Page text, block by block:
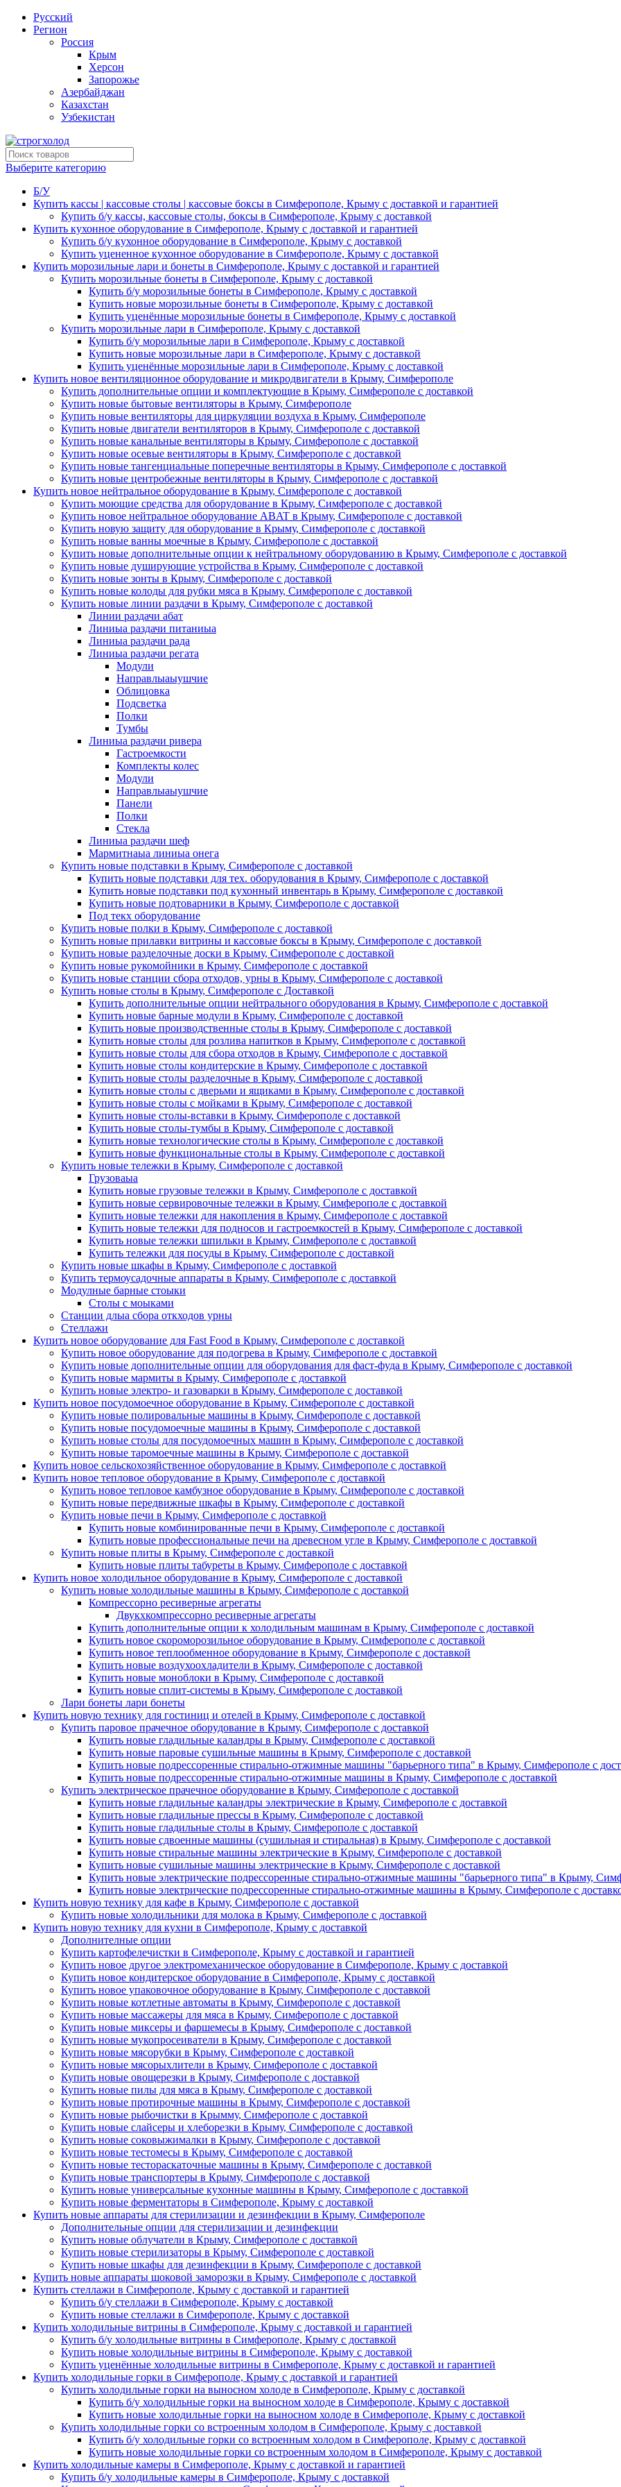
Русский
Регион
Россия
Крым
Херсон
Запорожье
Азербайджан
Казахстан
Узбекистан
Выберите категорию
Б/У
Купить кассы | кассовые столы | кассовые боксы в Симферополе, Крыму с доставкой и гарантией
Купить б/у кассы, кассовые столы, боксы в Симферополе, Крыму с доставкой
Купить кухонное оборудование в Симферополе, Крыму с доставкой и гарантией
Купить б/у кухонное оборудование в Симферополе, Крыму с доставкой
Купить уцененное кухонное оборудование в Симферополе, Крыму с доставкой
Купить морозильные лари и бонеты в Симферополе, Крыму с доставкой и гарантией
Купить морозильные бонеты в Симферополе, Крыму с доставкой
Купить б/у морозильные бонеты в Симферополе, Крыму с доставкой
Купить новые морозильные бонеты в Симферополе, Крыму с доставкой
Купить уценённые морозильные бонеты в Симферополе, Крыму с доставкой
Купить морозильные лари в Симферополе, Крыму с доставкой
Купить б/у морозильные лари в Симферополе, Крыму с доставкой
Купить новые морозильные лари в Симферополе, Крыму с доставкой
Купить уценённые морозильные лари в Симферополе, Крыму с доставкой
Купить новое вентиляционное оборудование и микродвигатели в Крыму, Симферополе
Купить дополнительные опции и комплектующие в Крыму, Симферополе с доставкой
Купить новые бытовые вентиляторы в Крыму, Симферополе
Купить новые вентиляторы для циркуляции воздуха в Крыму, Симферополе
Купить новые двигатели вентиляторов в Крыму, Симферополе с доставкой
Купить новые канальные вентиляторы в Крыму, Симферополе с доставкой
Купить новые осевые вентиляторы в Крыму, Симферополе с доставкой
Купить новые тангенциальные поперечные вентиляторы в Крыму, Симферополе с доставкой
Купить новые центробежные вентиляторы в Крыму, Симферополе с доставкой
Купить новое нейтральное оборудование в Крыму, Симферополе с доставкой
Купить моющие средства для оборудование в Крыму, Симферополе с доставкой
Купить новое нейтральное оборудование ABAT в Крыму, Симферополе с доставкой
Купить новую защиту для оборудование в Крыму, Симферополе с доставкой
Купить новые ванны моечные в Крыму, Симферополе с доставкой
Купить новые дополнительные опции к нейтральному оборудованию в Крыму, Симферополе с доставкой
Купить новые душирующие устройства в Крыму, Симферополе с доставкой
Купить новые зонты в Крыму, Симферополе с доставкой
Купить новые колоды для рубки мяса в Крыму, Симферополе с доставкой
Купить новые линии раздачи в Крыму, Симферополе с доставкой
Линии раздачи абат
Линиыа раздачи питаниыа
Линиыа раздачи рада
Линиыа раздачи регата
Модули
Направлыаыушчие
Облицовка
Подсветка
Полки
Тумбы
Линиыа раздачи ривера
Гастроемкости
Комплекты колес
Модули
Направлыаыушчие
Панели
Полки
Стекла
Линиыа раздачи шеф
Мармитнаыа линиыа онега
Купить новые подставки в Крыму, Симферополе с доставкой
Купить новые подставки для тех. оборудования в Крыму, Симферополе с доставкой
Купить новые подставки под кухонный инвентарь в Крыму, Симферополе с доставкой
Купить новые подтоварники в Крыму, Симферополе с доставкой
Под текх оборудование
Купить новые полки в Крыму, Симферополе с доставкой
Купить новые прилавки витрины и кассовые боксы в Крыму, Симферополе с доставкой
Купить новые разделочные доски в Крыму, Симферополе с доставкой
Купить новые рукомойники в Крыму, Симферополе с доставкой
Купить новые станции сбора отходов, урны в Крыму, Симферополе с доставкой
Купить новые столы в Крыму, Симферополе с Доставкой
Купить дополнительные опции нейтрального оборудования в Крыму, Симферополе с доставкой
Купить новые барные модули в Крыму, Симферополе с доставкой
Купить новые производственные столы в Крыму, Симферополе с доставкой
Купить новые столы для розлива напитков в Крыму, Симферополе с доставкой
Купить новые столы для сбора отходов в Крыму, Симферополе с доставкой
Купить новые столы кондитерские в Крыму, Симферополе с доставкой
Купить новые столы разделочные в Крыму, Симферополе с доставкой
Купить новые столы с дверьми и ящиками в Крыму, Симферополе с доставкой
Купить новые столы с мойками в Крыму, Симферополе с доставкой
Купить новые столы-вставки в Крыму, Симферополе с доставкой
Купить новые столы-тумбы в Крыму, Симферополе с доставкой
Купить новые технологические столы в Крыму, Симферополе с доставкой
Купить новые функциональные столы в Крыму, Симферополе с доставкой
Купить новые тележки в Крыму, Симферополе с доставкой
Грузоваыа
Купить новые грузовые тележки в Крыму, Симферополе с доставкой
Купить новые сервировочные тележки в Крыму, Симферополе с доставкой
Купить новые тележки для накопления в Крыму, Симферополе с доставкой
Купить новые тележки для подносов и гастроемкостей в Крыму, Симферополе с доставкой
Купить новые тележки шпильки в Крыму, Симферополе с доставкой
Купить тележки для посуды в Крыму, Симферополе с доставкой
Купить новые шкафы в Крыму, Симферополе с доставкой
Купить термоусадочные аппараты в Крыму, Симферополе с доставкой
Модулные барные стоыки
Столы с моыками
Станции длыа сбора откходов урны
Стеллажи
Купить новое оборудование для Fast Food в Крыму, Симферополе с доставкой
Купить новое оборудование для подогрева в Крыму, Симферополе с доставкой
Купить новые дополнительные опции для оборудования для фаст-фуда в Крыму, Симферополе с доставкой
Купить новые мармиты в Крыму, Симферополе с доставкой
Купить новые электро- и газоварки в Крыму, Симферополе с доставкой
Купить новое посудомоечное оборудование в Крыму, Симферополе с доставкой
Купить новые полировальные машины в Крыму, Симферополе с доставкой
Купить новые посудомоечные машины в Крыму, Симферополе с доставкой
Купить новые столы для посудомоечных машин в Крыму, Симферополе с доставкой
Купить новые таромоечные машины в Крыму, Симферополе с доставкой
Купить новое сельскохозяйственное оборудование в Крыму, Симферополе с доставкой
Купить новое тепловое оборудование в Крыму, Симферополе с доставкой
Купить новое тепловое камбузное оборудование в Крыму, Симферополе с доставкой
Купить новые передвижные шкафы в Крыму, Симферополе с доставкой
Купить новые печи в Крыму, Симферополе с доставкой
Купить новые комбинированные печи в Крыму, Симферополе с доставкой
Купить новые профессиональные печи на древесном угле в Крыму, Симферополе с доставкой
Купить новые плиты в Крыму, Симферополе с доставкой
Купить новые плиты табуреты в Крыму, Симферополе с доставкой
Купить новое холодильное оборудование в Крыму, Симферополе с доставкой
Купить новые холодильные машины в Крыму, Симферополе с доставкой
Компрессорно ресиверные агрегаты
Двукхкомпрессорно ресиверные агрегаты
Купить дополнительные опции к холодильным машинам в Крыму, Симферополе с доставкой
Купить новое скороморозильное оборудование в Крыму, Симферополе с доставкой
Купить новое теплообменное оборудование в Крыму, Симферополе с доставкой
Купить новые воздухоохладители в Крыму, Симферополе с доставкой
Купить новые моноблоки в Крыму, Симферополе с доставкой
Купить новые сплит-системы в Крыму, Симферополе с доставкой
Лари бонеты лари бонеты
Купить новую технику для гостиниц и отелей в Крыму, Симферополе с доставкой
Купить паровое прачечное оборудование в Крыму, Симферополе с доставкой
Купить новые гладильные каландры в Крыму, Симферополе с доставкой
Купить новые паровые сушильные машины в Крыму, Симферополе с доставкой
Купить новые подрессоренные стирально-отжимные машины "барьерного типа" в Крыму, Симферополе с
Купить новые подрессоренные стирально-отжимные машины в Крыму, Симферополе с доставкой
Купить электрическое прачечное оборудование в Крыму, Симферополе с доставкой
Купить новые гладильные каландры электрические в Крыму, Симферополе с доставкой
Купить новые гладильные прессы в Крыму, Симферополе с доставкой
Купить новые гладильные столы в Крыму, Симферополе с доставкой
Купить новые сдвоенные машины (сушильная и стиральная) в Крыму, Симферополе с доставкой
Купить новые стиральные машины электрические в Крыму, Симферополе с доставкой
Купить новые сушильные машины электрические в Крыму, Симферополе с доставкой
Купить новые электрические подрессоренные стирально-отжимные машины "барьерного типа" в Крыму,
Купить новые электрические подрессоренные стирально-отжимные машины в Крыму, Симферополе с
Купить новую технику для кафе в Крыму, Симферополе с доставкой
Купить новые холодильники для молока в Крыму, Симферополе с доставкой
Купить новую технику для кухни в Симферополе, Крыму с доставкой
Дополнителные опции
Купить картофелечистки в Симферополе, Крыму с доставкой и гарантией
Купить новое другое электромеханическое оборудование в Симферополе, Крыму с доставкой
Купить новое кондитерское оборудование в Симферополе, Крыму с доставкой
Купить новое упаковочное оборудование в Крыму, Симферополе с доставкой
Купить новые котлетные автоматы в Крыму, Симферополе с доставкой
Купить новые массажеры для мяса в Крыму, Симферополе с доставкой
Купить новые миксеры и фаршемесы в Крыму, Симферополе с доставкой
Купить новые мукопросеиватели в Крыму, Симферополе с доставкой
Купить новые мясорубки в Крыму, Симферополе с доставкой
Купить новые мясорыхлители в Крыму, Симферополе с доставкой
Купить новые овощерезки в Крыму, Симферополе с доставкой
Купить новые пилы для мяса в Крыму, Симферополе с доставкой
Купить новые протирочные машины в Крыму, Симферополе с доставкой
Купить новые рыбочистки в Крымму, Симферополе с доставкой
Купить новые слайсеры и хлеборезки в Крыму, Симферополе с доставкой
Купить новые соковыжималки в Крыму, Симферополе с доставкой
Купить новые тестомесы в Крыму, Симферополе с доставкой
Купить новые тестораскаточные машины в Крыму, Симферополе с доставкой
Купить новые транспортеры в Крыму, Симферополе с доставкой
Купить новые универсальные кухонные машины в Крыму, Симферополе с доставкой
Купить новые ферментаторы в Симферополе, Крыму с доставкой
Купить новые аппараты для стерилизации и дезинфекции в Крыму, Симферополе
Дополнительные опции для стерилизации и дезинфекции
Купить новые облучатели в Крыму, Симферополе с доставкой
Купить новые стерилизаторы в Крыму, Симферополе с доставкой
Купить новые шкафы для дезинфекции в Крыму, Симферополе с доставкой
Купить новые аппараты шоковой заморозки в Крыму, Симферополе с доставкой
Купить стеллажи в Симферополе, Крыму с доставкой и гарантией
Купить б/у стеллажи в Симферополе, Крыму с доставкой
Купить новые стеллажи в Симферополе, Крыму с доставкой
Купить холодильные витрины в Симферополе, Крыму с доставкой и гарантией
Купить б/у холодильные витрины в Симферополе, Крыму с доставкой
Купить новые холодильные витрины в Симферополе, Крыму с доставкой
Купить уценённые холодильные витрины в Симферополе, Крыму с доставкой и гарантией
Купить холодильные горки в Симферополе, Крыму с доставкой и гарантией
Купить холодильные горки на выносном холоде в Симферополе, Крыму с доставкой
Купить б/у холодильные горки на выносном холоде в Симферополе, Крыму с доставкой
Купить новые холодильные горки на выносном холоде в Симферополе, Крыму с доставкой
Купить холодильные горки со встроенным холодом в Симферополе, Крыму с доставкой
Купить б/у холодильные горки со встроенным холодом в Симферополе, Крыму с доставкой
Купить новые холодильные горки со встроенным холодом в Симферополе, Крыму с доставкой
Купить холодильные камеры в Симферополе, Крыму с доставкой и гарантией
Купить б/у холодильные камеры в Симферополе, Крыму с доставкой